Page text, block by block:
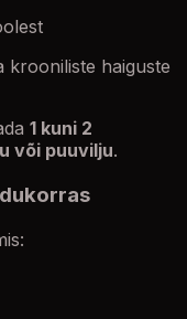
krooniliste haiguste
1 kuni 2
või puuvilju.